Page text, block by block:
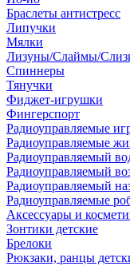
Браслеты антистресс
Липучки
Мялки
Лизуны/Слаймы/
Спиннеры
Тянучки
Фиджет-игрушки
Фингерспорт
Радиоуправляемые
Радиоуправляемые
Радиоуправляемый
Радиоуправляемый
Радиоуправляемый
Радиоуправляемые
Аксессуары и
Зонтики детские
Брелоки
Рюкзаки, ранцы